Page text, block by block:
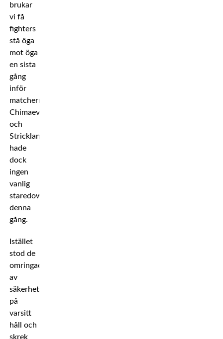
brukar
vi få
fighters
stå öga
mot öga
en sista
gång
inför
matcherna.
Chimaev
och
Strickland
hade
dock
ingen
vanlig
staredown
denna
gång.
Istället
stod de
omringade
av
säkerhetsvakter
på
varsitt
håll och
skrek